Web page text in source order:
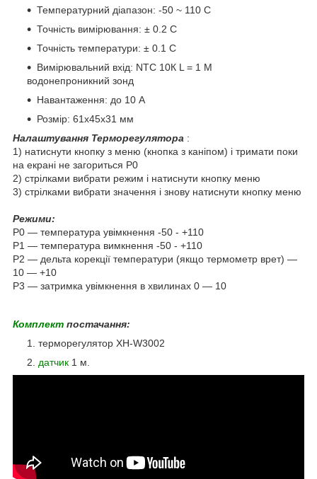
Температурний діапазон: -50 ~ 110 C
Точність вимірювання: ± 0.2 C
Точність температури: ± 0.1 C
Вимірювальний вхід: NTC 10К L = 1 М
водонепроникний зонд
Навантаження: до 10 А
Розмір: 61х45х31 мм
Налаштування Терморегулятора :
1) натиснути кнопку з меню (кнопка з каніпом) і тримати поки
на екрані не загориться Р0
2) стрілками вибрати режим і натиснути кнопку меню
3) стрілками вибрати значення і знову натиснути кнопку меню
Режими:
Р0 — температура увімкнення -50 - +110
P1 — температура вимкнення -50 - +110
Р2 — дельта корекції температури (якщо термометр врет) —
10 — +10
P3 — затримка увімкнення в хвилинах 0 — 10
Комплект постачання:
терморегулятор XH-W3002
датчик 1 м.